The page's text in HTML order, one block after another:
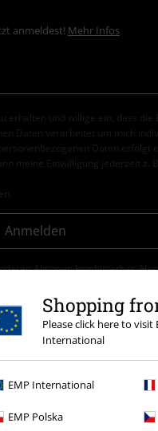
Shopping
Please click here to
International
EMP International
EMP Polska
anmeldest! Mehr Infos
erhalten und willige ein, dass die
Daten verarbeitet um mich
Daten erfolgt
meine Einwilligung jederzeit z.
Anmelden
Aktionen kombinierbar.
Medien, Tickets, Rammstein,
Hosen, Gutscheine & Artikel, die